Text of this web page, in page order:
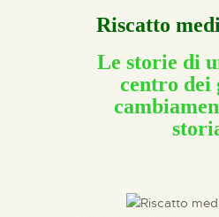
BIBLIOTECA
CONTATTI
Riscatto
Le storie di
centro dei